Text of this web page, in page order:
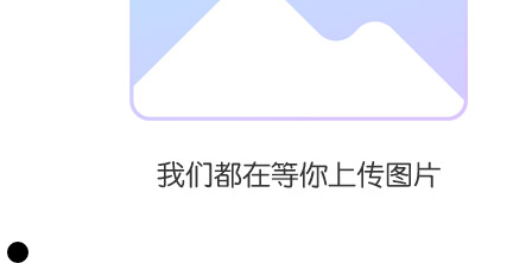
胶手套。